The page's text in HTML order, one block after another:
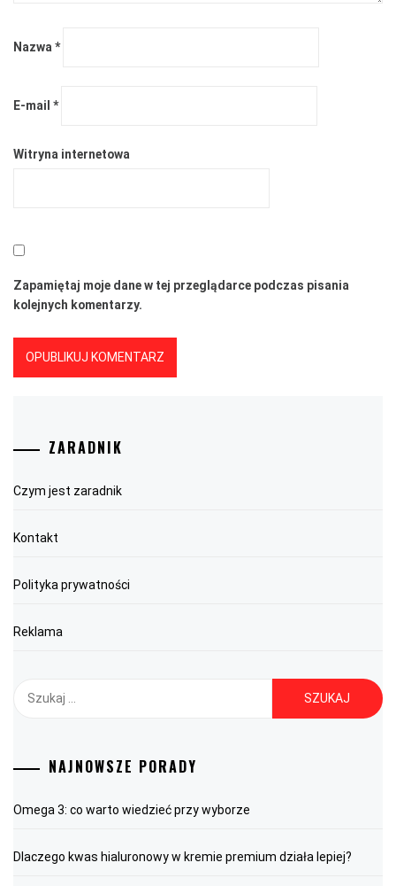
Nazwa*
E-mail *
Witryna internetowa
Zapamiętaj moje dane w tej przeglądarce podczas pisania
kolejnych komentarzy.
ZARADNIK
Czym jest zaradnik
Kontakt
Polityka prywatności
Reklama
NAJNOWSZE PORADY
Omega 3: co warto wiedzieć przy wyborze
Dlaczego kwas hialuronowy w kremie premium działa lepiej?